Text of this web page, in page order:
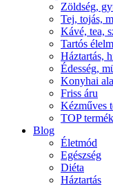
Zöldség,
Tej, tojás,
Kávé, tea,
Tartós
Háztartás,
Édesség,
Konyhai
Friss áru
Kézműves
TOP
Blog
Életmód
Egészség
Diéta
Háztartás